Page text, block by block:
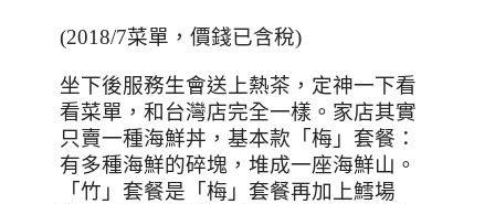
(2018/7菜單，價錢已含稅)
坐下後服務生會送上熱茶，定神一下看
看菜單，和台灣店完全一樣。家店其實
只賣一種海鮮丼，基本款「梅」套餐：
有多種海鮮的碎塊，堆成一座海鮮山。
「竹」套餐是「梅」套餐再加上鱈場